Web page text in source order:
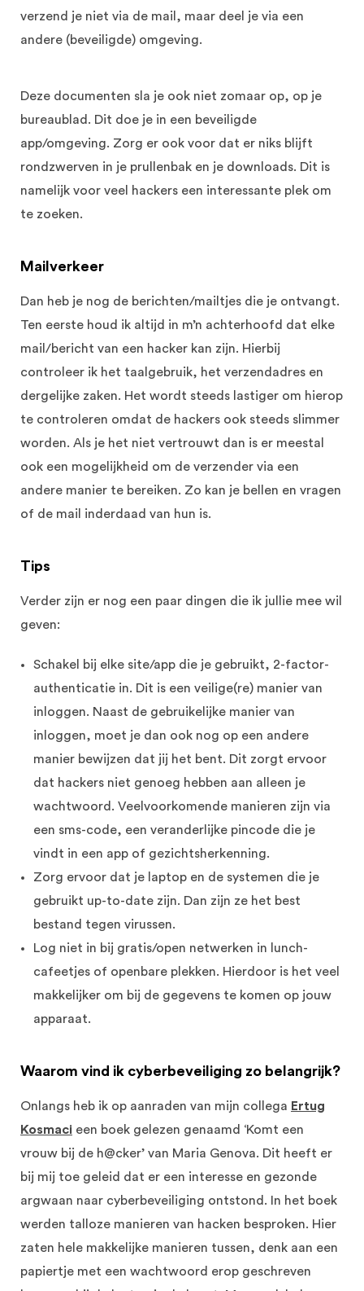
verzend je niet via de mail, maar deel je via een
andere (beveiligde) omgeving.
Deze documenten sla je ook niet zomaar op, op je
bureaublad. Dit doe je in een beveiligde
app/omgeving. Zorg er ook voor dat er niks blijft
rondzwerven in je prullenbak en je downloads. Dit is
namelijk voor veel hackers een interessante plek om
te zoeken.
Mailverkeer
Dan heb je nog de berichten/mailtjes die je ontvangt.
Ten eerste houd ik altijd in m’n achterhoofd dat elke
mail/bericht van een hacker kan zijn. Hierbij
controleer ik het taalgebruik, het verzendadres en
dergelijke zaken. Het wordt steeds lastiger om hierop
te controleren omdat de hackers ook steeds slimmer
worden. Als je het niet vertrouwt dan is er meestal
ook een mogelijkheid om de verzender via een
andere manier te bereiken. Zo kan je bellen en vragen
of de mail inderdaad van hun is.
Tips
Verder zijn er nog een paar dingen die ik jullie mee wil
geven:
Schakel bij elke site/app die je gebruikt, 2-factor-
authenticatie in. Dit is een veilige(re) manier van
inloggen. Naast de gebruikelijke manier van
inloggen, moet je dan ook nog op een andere
manier bewijzen dat jij het bent. Dit zorgt ervoor
dat hackers niet genoeg hebben aan alleen je
wachtwoord. Veelvoorkomende manieren zijn via
een sms-code, een veranderlijke pincode die je
vindt in een app of gezichtsherkenning.
Zorg ervoor dat je laptop en de systemen die je
gebruikt up-to-date zijn. Dan zijn ze het best
bestand tegen virussen.
Log niet in bij gratis/open netwerken in lunch-
cafeetjes of openbare plekken. Hierdoor is het veel
makkelijker om bij de gegevens te komen op jouw
apparaat.
Waarom vind ik cyberbeveiliging zo belangrijk?
Onlangs heb ik op aanraden van mijn collega Ertug
Kosmaci een boek gelezen genaamd ‘Komt een
vrouw bij de h@cker’ van Maria Genova. Dit heeft er
bij mij toe geleid dat er een interesse en gezonde
argwaan naar cyberbeveiliging ontstond. In het boek
werden talloze manieren van hacken besproken. Hier
zaten hele makkelijke manieren tussen, denk aan een
papiertje met een wachtwoord erop geschreven